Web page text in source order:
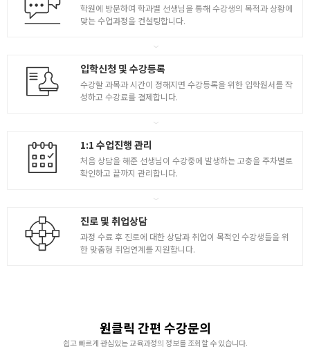
학원에 방문하여 학과별 선생님을 통해 수강생의 목적과 상황에
맞는 수업과정을 컨설팅합니다.
입학신청 및 수강등록
수강할 과목과 시간이 정해지면 수강등록을 위한 입학원서를 작
성하고 수강료를 결제합니다.
1:1 수업진행 관리
처음 상담을 해준 선생님이 수강중에 발생하는 고충을 주차별로
확인하고 끝까지 관리합니다.
진로 및 취업상담
과정 수료 후 진로에 대한 상담과 취업이 목적인 수강생들을 위
한 맞춤형 취업연계를 지원합니다.
원클릭 간편 수강문의
쉽고 빠르게 관심있는 교육과정의 정보를 조회할 수 있습니다.